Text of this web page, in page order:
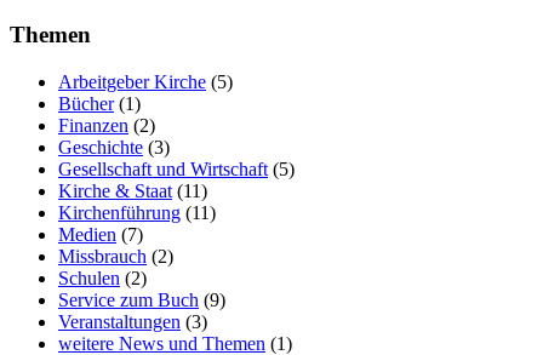
Themen
Arbeitgeber Kirche (5)
Bücher(1)
Finanzen (2)
Geschichte (3)
Gesellschaft und Wirtschaft (5)
Kirche & Staat (11)
Kirchenführung (11)
Medien (7)
Missbrauch (2)
Schulen (2)
Service zum Buch (9)
Veranstaltungen (3)
weitere News und Themen (1)